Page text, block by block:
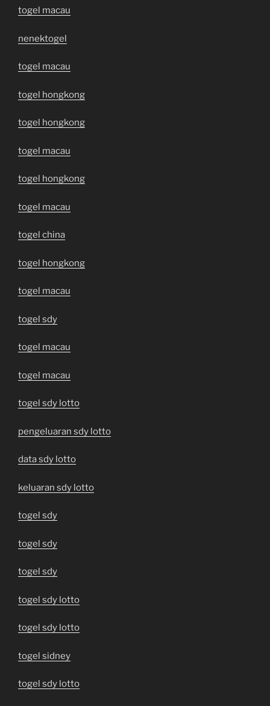
togel macau
nenektogel
togel macau
togel hongkong
togel hongkong
togel macau
togel hongkong
togel macau
togel china
togel hongkong
togel macau
togel sdy
togel macau
togel macau
togel sdy lotto
pengeluaran sdy lotto
data sdy lotto
keluaran sdy lotto
togel sdy
togel sdy
togel sdy
togel sdy lotto
togel sdy lotto
togel sidney
togel sdy lotto